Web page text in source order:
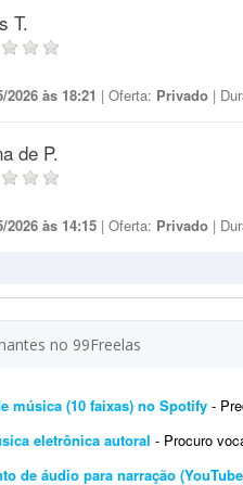
T.
2026 às 18:21 | Oferta: Privado |
de P.
2026 às 14:15 | Oferta: Privado |
no 99Freelas
música (10 faixas) no Spotify -
eletrônica autoral - Procuro vocalista
de áudio para narração